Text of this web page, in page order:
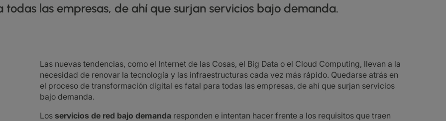
las empresas, de ahí que surjan servicios bajo demanda.
Las nuevas tendencias, como el Internet de las Cosas, el Big Data o el Cloud Computing, llevan a la
necesidad de renovar la tecnología y las infraestructuras cada vez más rápido. Quedarse atrás en
el proceso de transformación digital es fatal para todas las empresas, de ahí que surjan servicios
bajo demanda.
Los servicios de red bajo demanda responden e intentan hacer frente a los requisitos que traen